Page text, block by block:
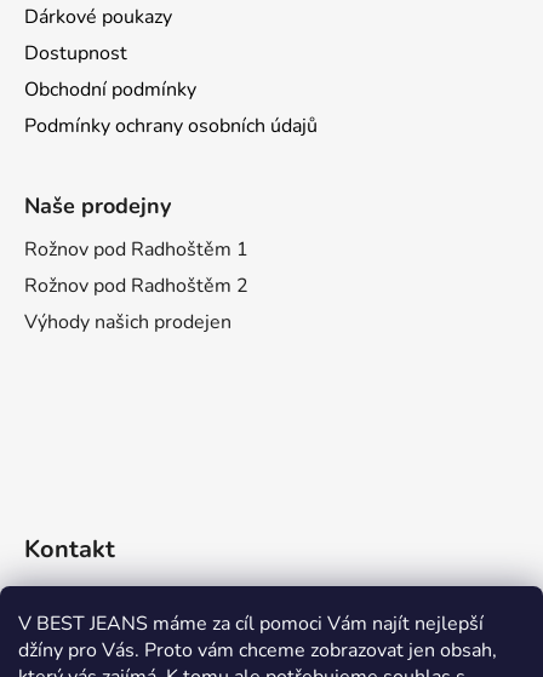
V BEST JEANS máme za cíl pomoci Vám najít nejlepší
džíny pro Vás. Proto vám chceme zobrazovat jen obsah,
Dárkové poukazy
Dostupnost
Obchodní podmínky
Podmínky ochrany osobních údajů
Naše prodejny
Rožnov pod Radhoštěm 1
Rožnov pod Radhoštěm 2
Výhody našich prodejen
Kontakt
eshop@bestjeans.cz
+420 771 200 468